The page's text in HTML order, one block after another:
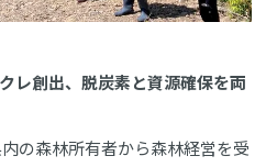
レ創出、脱炭素と資源確保を両
の森林所有者から森林経営を受